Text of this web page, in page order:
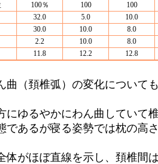
100％ 100
100
32.0 5.0
10.0
30.0 10.0
8.0
2.2 10.0
8.0
11.8 12.2 12.8
曲（頚椎弧）の変化について
にゆるやかにわん曲していて
であるが寝る姿勢では枕の高
体がほぼ直線を示し、頚椎間